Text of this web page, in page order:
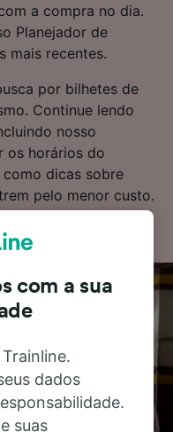
a compra no dia.
Planejador de
mais recentes.
por bilhetes de
Continue lendo
nosso
os horários do
dicas sobre
pelo menor custo.
com a sua
dados
suas